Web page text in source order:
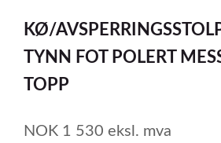
of
2
KØ/
TYNN FOT POLERT
TOPP
NOK 1 530 eksl. mva